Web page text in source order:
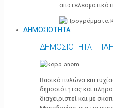
ΔΗΜΟΣΙΟΤΗΤΑ
ΔΗΜΟΣΙΟΤΗΤΑ -
Βασικό πυλώνα
δημοσιότητας και
διαχειριστεί και με